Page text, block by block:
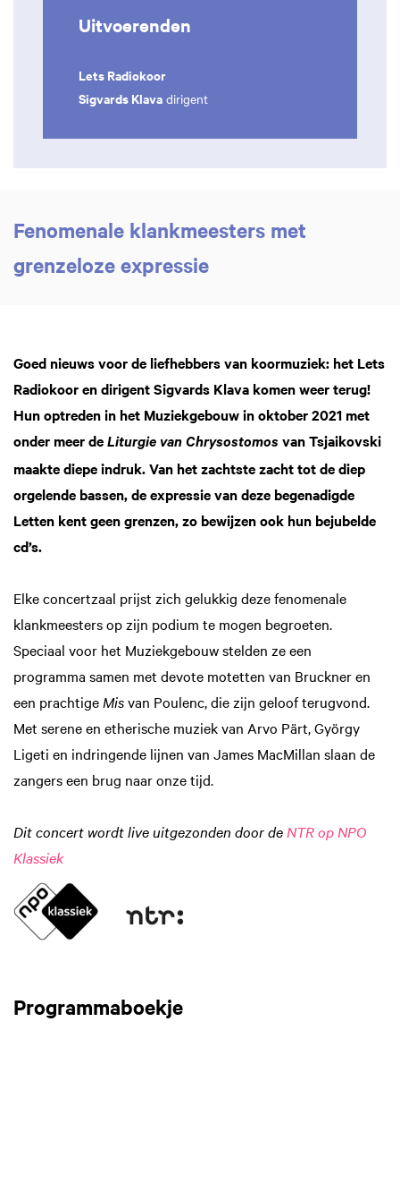
Uitvoerenden
Lets Radiokoor
Sigvards Klava dirigent
Fenomenale klankmeesters met
grenzeloze expressie
Goed nieuws voor de liefhebbers van koormuziek: het Lets
Radiokoor en dirigent Sigvards Klava komen weer terug!
Hun optreden in het Muziekgebouw in oktober 2021 met
onder meer de Liturgie van Chrysostomos van Tsjaikovski
maakte diepe indruk. Van het zachtste zacht tot de diep
orgelende bassen, de expressie van deze begenadigde
Letten kent geen grenzen, zo bewijzen ook hun bejubelde
cd’s.
Elke concertzaal prijst zich gelukkig deze fenomenale
klankmeesters op zijn podium te mogen begroeten.
Speciaal voor het Muziekgebouw stelden ze een
programma samen met devote motetten van Bruckner en
een prachtige Misvan Poulenc, die zijn geloof terugvond.
Met serene en etherische muziek van Arvo Pärt, György
Ligeti en indringende lijnen van James MacMillan slaan de
zangers een brug naar onze tijd.
Dit concert wordt live uitgezonden door de NTR op NPO
Klassiek
Programmaboekje